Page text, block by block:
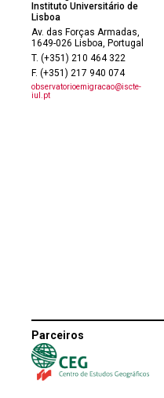
Instituto Universitário de
Lisboa
Av. das Forças Armadas,
1649-026 Lisboa, Portugal
T. (+351) 210 464 322
F. (+351) 217 940 074
observatorioemigracao@iscte-
iul.pt
Parceiros